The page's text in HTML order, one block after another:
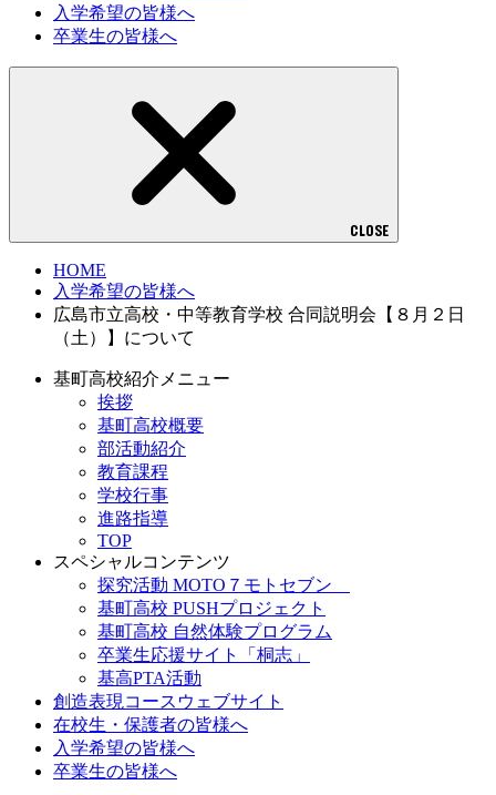
入学希望の皆様へ
卒業生の皆様へ
CLOSE
HOME
入学希望の皆様へ
広島市立高校・中等教育学校 合同説明会【８月２日
（土）】について
基町高校紹介メニュー
挨拶
基町高校概要
部活動紹介
教育課程
学校行事
進路指導
TOP
スペシャルコンテンツ
探究活動 MOTO７モトセブン
基町高校 PUSHプロジェクト
基町高校 自然体験プログラム
卒業生応援サイト「桐志」
基高PTA活動
創造表現コースウェブサイト
在校生・保護者の皆様へ
入学希望の皆様へ
卒業生の皆様へ